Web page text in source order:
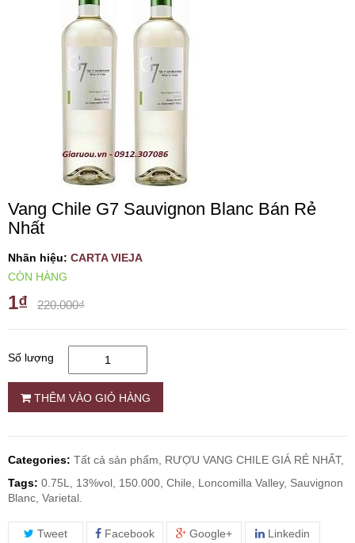
VANG TÂY BAN NHA
RƯỢU VANG MỸ
RƯỢU VANG BỊCH
RƯỢU VANG ÚC
RƯỢU VANG ÁO
RƯỢU SỮA
RƯỢU CHAMPANGNE
RƯỢU WHISKY
RƯỢU XO BRANDY
RƯỢU VODKA
RƯỢU COGNAC
Vang Chile G7 Sauvignon Blanc Bán Rẻ
Nhất
Nhãn hiệu: CARTA VIEJA
CÒN HÀNG
1₫ 220.000₫
Số lượng
THÊM VÀO GIỎ HÀNG
Categories: Tất cả sản phẩm,
RƯỢU VANG CHILE GIÁ RẺ NHẤT,
Tags: 0.75L, 13%vol, 150.000, Chile, Loncomilla Valley, Sauvignon
Blanc, Varietal.
Tweet Facebook Google+ Linkedin